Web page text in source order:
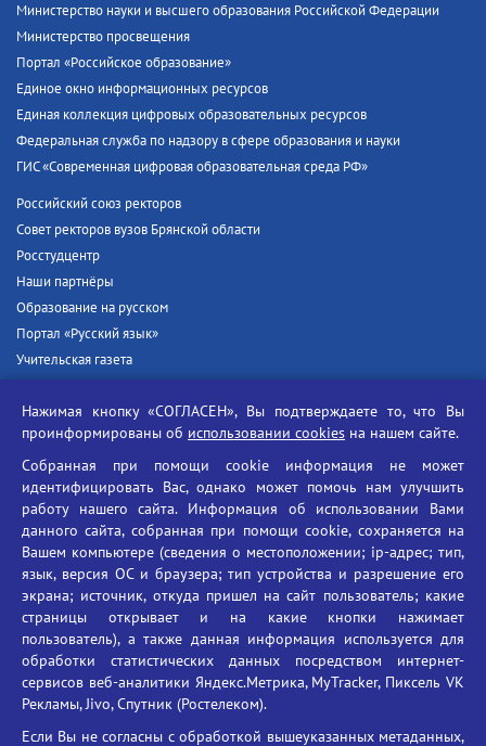
Министерство науки и высшего образования Российской Федерации
Министерство просвещения
Портал «Российское образование»
Единое окно информационных ресурсов
Единая коллекция цифровых образовательных ресурсов
Федеральная служба по надзору в сфере образования и науки
ГИС «Современная цифровая образовательная среда РФ»
Российский союз ректоров
Совет ректоров вузов Брянской области
Росстудцентр
Наши партнёры
Образование на русском
Портал «Русский язык»
Учительская газета
Единый портал государственных услуг
Противодействие угрозам информационной безопасности
Социальные ролики - Генеральная прокуратура РФ
Противодействие коррупции
БГУ против наркотиков
Брянский государственный университет
имени академика И.Г. Петровского
Время работы: пн-пт 09:00-18:00
E-mail: bryanskgu@mail.ru
Телефон: +7(4832)58-90-85
Нажимая кнопку «СОГЛАСЕН», Вы подтверждаете то, что Вы
проинформированы об использовании cookies на нашем сайте.
Собранная при помощи cookie информация не может
идентифицировать Вас, однако может помочь нам улучшить
работу нашего сайта. Информация об использовании Вами
данного сайта, собранная при помощи cookie, сохраняется на
Вашем компьютере (сведения о местоположении; ip-адрес; тип,
язык, версия ОС и браузера; тип устройства и разрешение его
экрана; источник, откуда пришел на сайт пользователь; какие
страницы открывает и на какие кнопки нажимает
пользователь), а также данная информация используется для
обработки статистических данных посредством интернет-
сервисов веб-аналитики Яндекс.Метрика, MyTracker, Пиксель VK
Рекламы, Jivo, Спутник (Ростелеком).
Если Вы не согласны с обработкой вышеуказанных метаданных,